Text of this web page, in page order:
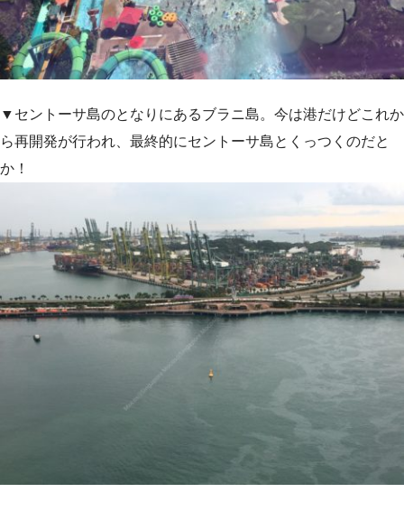
▼セントーサ島のとなりにあるブラニ島。今は港だけどこれか
ら再開発が行われ、最終的にセントーサ島とくっつくのだと
か！